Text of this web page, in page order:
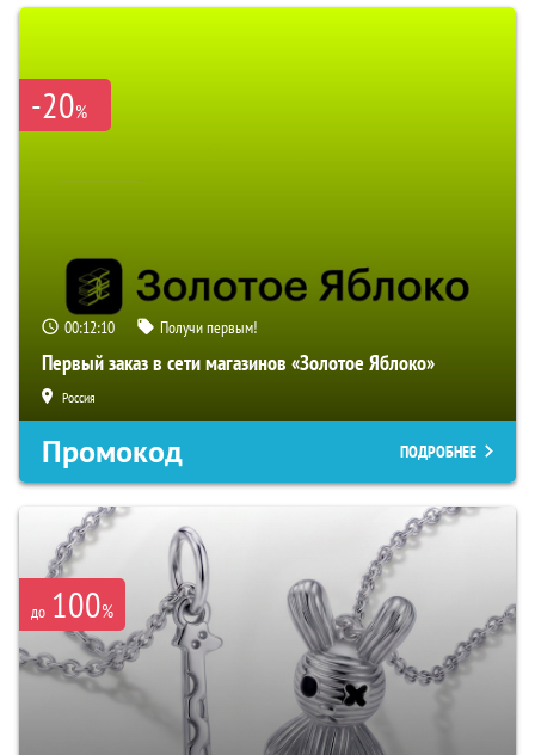
-20%
00:12:09 Получи первым!
Первый заказ в сети магазинов «Золотое Яблоко»
Россия
Промокод ПОДРОБНЕЕ
до 100%